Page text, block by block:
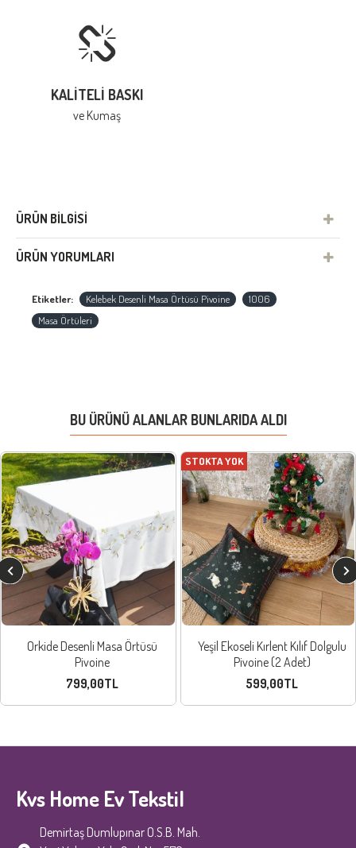
KALITELI BASKI
ve Kumaş
ÜRÜN BILGISI
ÜRÜN YORUMLARI
Etiketler: Kelebek Desenli Masa Örtüsü Pivoine
1006
Masa Örtüleri
BU ÜRÜNÜ ALANLAR BUNLARIDA ALDI
Orkide Desenli Masa Örtüsü
Pivoine
799,00TL
STOKTA YOK
Yeşil Ekoseli Kırlent Kılıf Dolgulu
Pivoine (2 Adet)
599,00TL
Kvs Home Ev Tekstil
Demirtaş Dumlupınar O.S.B. Mah.